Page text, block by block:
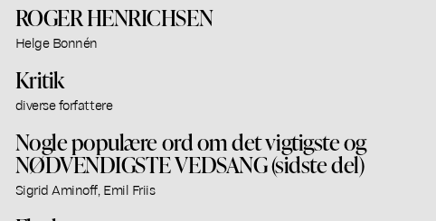
ROGER HENRICHSEN
Helge Bonnén
Kritik
diverse forfattere
Nogle populære ord om det vigtigste og
NØDVENDIGSTE VEDSANG (sidste del)
Sigrid Aminoff, Emil Friis